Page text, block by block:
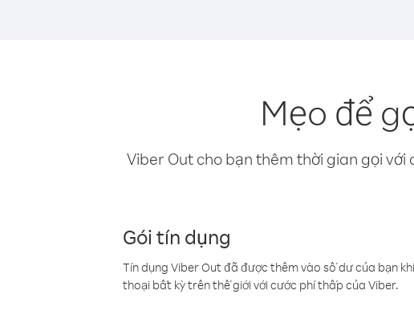
Mẹo để
Viber Out cho bạn thêm thời gian gọi
Gói tín dụng
Tín dụng Viber Out đã được thêm vào số dư của bạn
thoại bất kỳ trên thế giới với cước phí thấp của Viber.